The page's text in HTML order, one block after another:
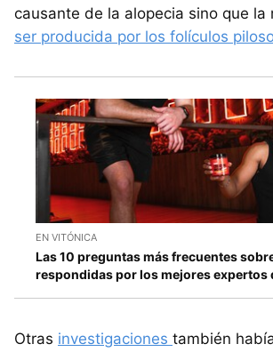
causante de la alopecia sino que la
ser producida por los folículos
EN VITÓNICA
Las 10 preguntas más frecuentes
respondidas por los mejores expertos
Otras investigaciones también